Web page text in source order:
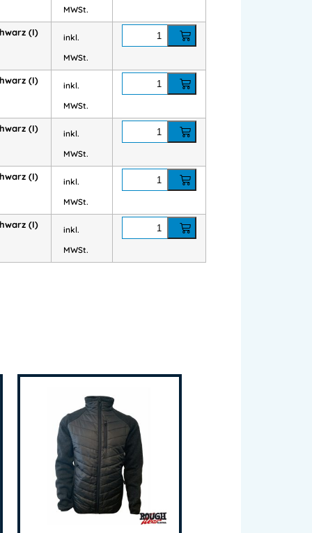
Jacken & Parka,
MWSt.
(I)
inkl.
MWSt.
(I)
inkl.
MWSt.
(I)
inkl.
MWSt.
(I)
inkl.
MWSt.
(I)
inkl.
MWSt.